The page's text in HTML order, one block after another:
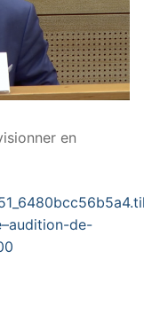
en
de-